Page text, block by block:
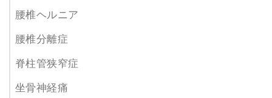
腰椎ヘルニア
腰椎分離症
脊柱管狭窄症
坐骨神経痛